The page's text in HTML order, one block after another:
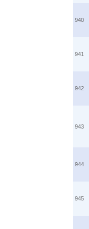
940
941
942
943
944
945